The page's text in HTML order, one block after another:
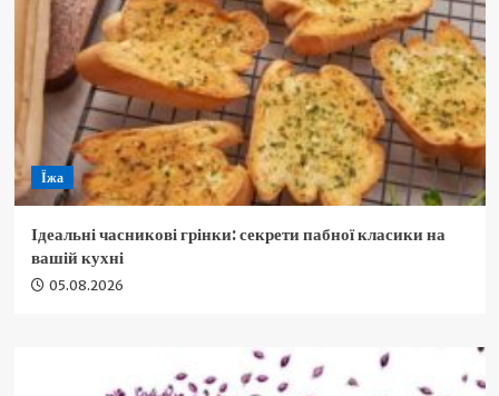
Їжа
Ідеальні часникові грінки: секрети пабної класики на
вашій кухні
05.08.2026